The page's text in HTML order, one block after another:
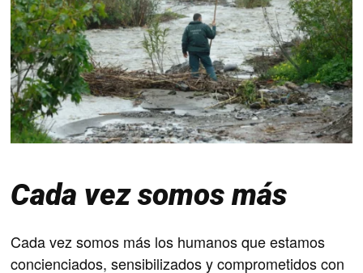
Cada vez somos más
Cada vez somos más los humanos que estamos
concienciados, sensibilizados y comprometidos con